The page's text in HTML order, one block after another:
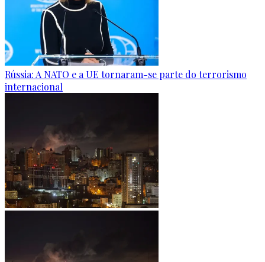
Rússia: A NATO e a UE tornaram-se parte do terrorismo
internacional